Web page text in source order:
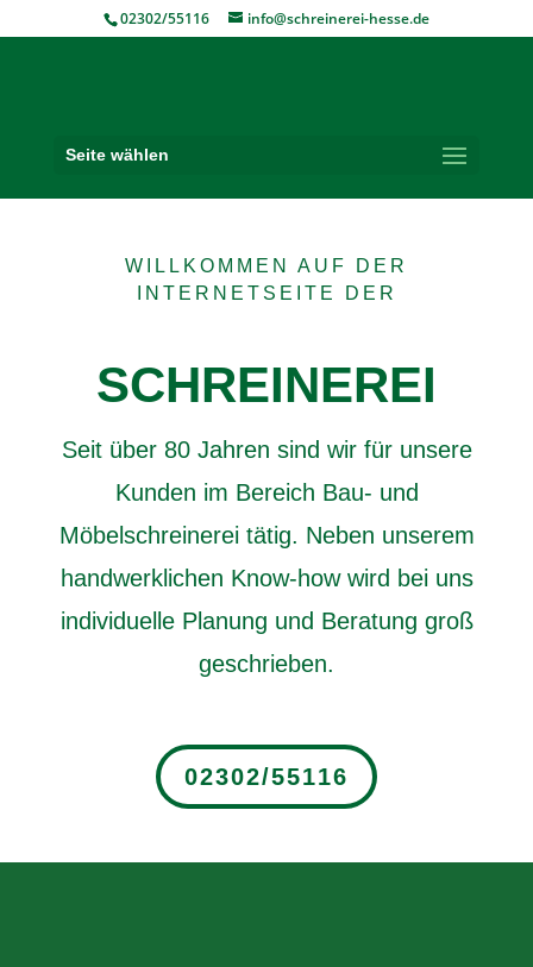
02302/55116 info@schreinerei-hesse.de
Seite wählen
WILLKOMMEN AUF DER
INTERNETSEITE DER
SCHREINEREI
Seit über 80 Jahren sind wir für unsere
Kunden im Bereich Bau- und
Möbelschreinerei tätig. Neben unserem
handwerklichen Know-how wird bei uns
individuelle Planung und Beratung groß
geschrieben.
02302/55116